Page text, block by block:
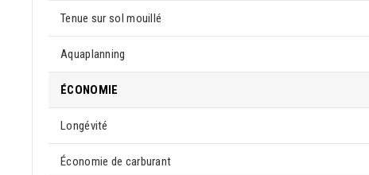
Tenue sur sol mouillé
Aquaplanning
ÉCONOMIE
Longévité
Économie de carburant